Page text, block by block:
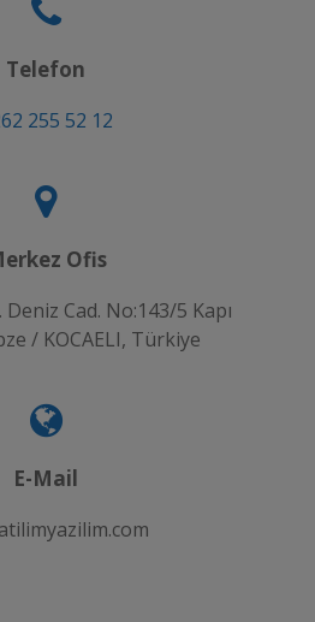
Telefon
255 52 12
Ofis
Cad. No:143/5 Kapı
/ KOCAELI, Türkiye
E-Mail